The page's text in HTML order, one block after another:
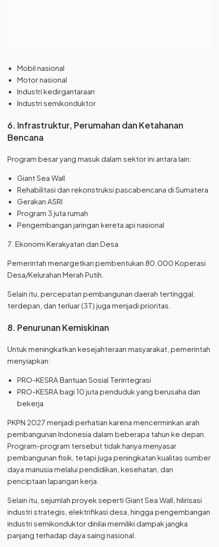
Mobil nasional
Motor nasional
Industri kedirgantaraan
Industri semikonduktor
6. Infrastruktur, Perumahan dan Ketahanan
Bencana
Program besar yang masuk dalam sektor ini antara lain:
Giant Sea Wall
Rehabilitasi dan rekonstruksi pascabencana di Sumatera
Gerakan ASRI
Program 3 juta rumah
Pengembangan jaringan kereta api nasional
7. Ekonomi Kerakyatan dan Desa
Pemerintah menargetkan pembentukan 80.000 Koperasi
Desa/Kelurahan Merah Putih.
Selain itu, percepatan pembangunan daerah tertinggal,
terdepan, dan terluar (3T) juga menjadi prioritas.
8. Penurunan Kemiskinan
Untuk meningkatkan kesejahteraan masyarakat, pemerintah
menyiapkan:
PRO-KESRA Bantuan Sosial Terintegrasi
PRO-KESRA bagi 10 juta penduduk yang berusaha dan
bekerja
PKPN 2027 menjadi perhatian karena mencerminkan arah
pembangunan Indonesia dalam beberapa tahun ke depan.
Program-program tersebut tidak hanya menyasar
pembangunan fisik, tetapi juga peningkatan kualitas sumber
daya manusia melalui pendidikan, kesehatan, dan
penciptaan lapangan kerja.
Selain itu, sejumlah proyek seperti Giant Sea Wall, hilirisasi
industri strategis, elektrifikasi desa, hingga pengembangan
industri semikonduktor dinilai memiliki dampak jangka
panjang terhadap daya saing nasional.